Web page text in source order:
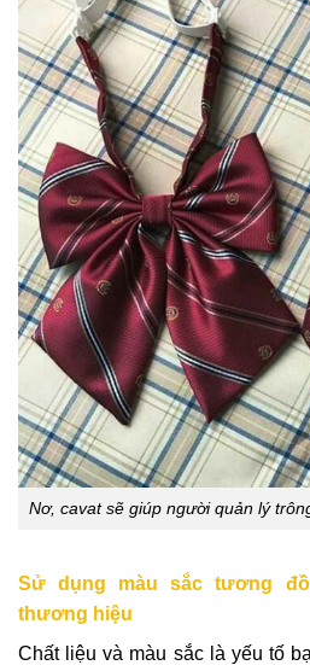
Nơ, cavat sẽ giúp người quản lý
Sử dụng màu sắc tương
thương hiệu
Chất liệu và màu sắc là yếu tố